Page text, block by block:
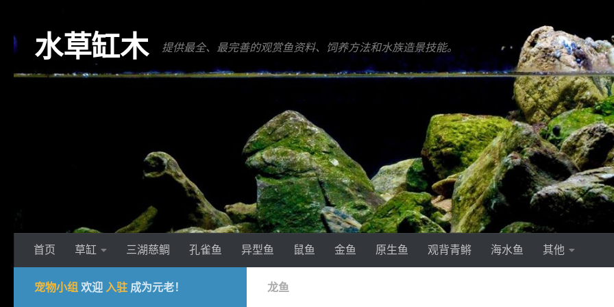
水草缸木 提供最全、最完善的观赏鱼资料、饲养方法和水族造景技能。
首页 草缸 三湖慈鲷 孔雀鱼 异型鱼 鼠鱼 金鱼 原生鱼 观背青鳉 海水鱼 其他
龙鱼
宠物小组 欢迎 入驻 成为元老！